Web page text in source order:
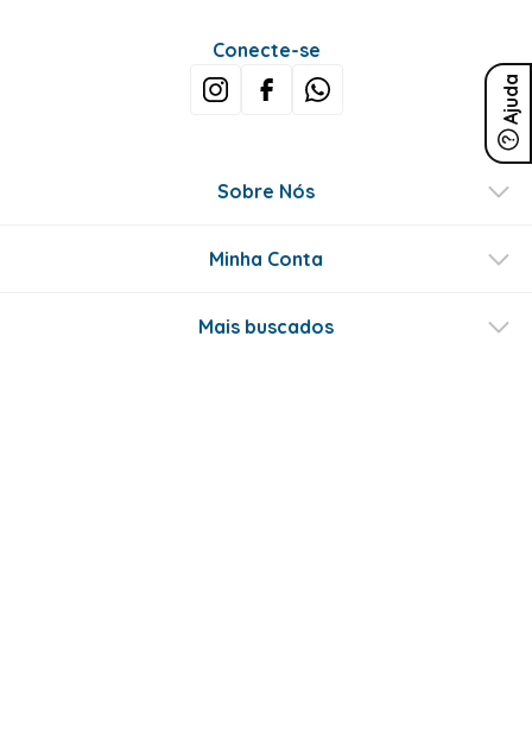
Ajuda
Conecte-se
Sobre Nós
Minha Conta
Mais buscados